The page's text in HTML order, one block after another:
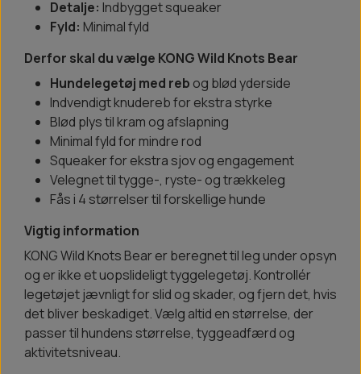
Detalje: Indbygget squeaker
Fyld: Minimal fyld
Derfor skal du vælge KONG Wild Knots Bear
Hundelegetøj med reb og blød yderside
Indvendigt knudereb for ekstra styrke
Blød plys til kram og afslapning
Minimal fyld for mindre rod
Squeaker for ekstra sjov og engagement
Velegnet til tygge-, ryste- og trækkeleg
Fås i 4 størrelser til forskellige hunde
Vigtig information
KONG Wild Knots Bear er beregnet til leg under opsyn
og er ikke et uopslideligt tyggelegetøj. Kontrollér
legetøjet jævnligt for slid og skader, og fjern det, hvis
det bliver beskadiget. Vælg altid en størrelse, der
passer til hundens størrelse, tyggeadfærd og
aktivitetsniveau.